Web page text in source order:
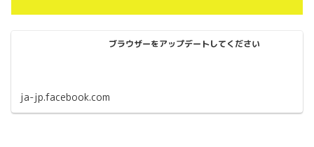
ブラウザーをアップデートしてください
ja-jp.facebook.com